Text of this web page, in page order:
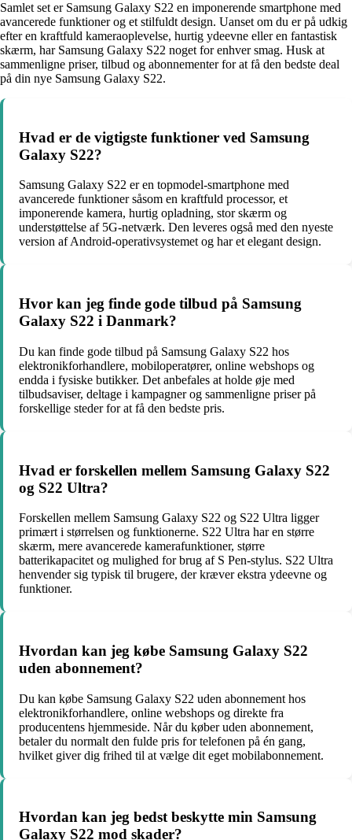
Samlet set er Samsung Galaxy S22 en imponerende smartphone med
avancerede funktioner og et stilfuldt design. Uanset om du er på udkig
efter en kraftfuld kameraoplevelse, hurtig ydeevne eller en fantastisk
skærm, har Samsung Galaxy S22 noget for enhver smag. Husk at
sammenligne priser, tilbud og abonnementer for at få den bedste deal
på din nye Samsung Galaxy S22.
Hvad er de vigtigste funktioner ved Samsung
Galaxy S22?
Samsung Galaxy S22 er en topmodel-smartphone med
avancerede funktioner såsom en kraftfuld processor, et
imponerende kamera, hurtig opladning, stor skærm og
understøttelse af 5G-netværk. Den leveres også med den nyeste
version af Android-operativsystemet og har et elegant design.
Hvor kan jeg finde gode tilbud på Samsung
Galaxy S22 i Danmark?
Du kan finde gode tilbud på Samsung Galaxy S22 hos
elektronikforhandlere, mobiloperatører, online webshops og
endda i fysiske butikker. Det anbefales at holde øje med
tilbudsaviser, deltage i kampagner og sammenligne priser på
forskellige steder for at få den bedste pris.
Hvad er forskellen mellem Samsung Galaxy S22
og S22 Ultra?
Forskellen mellem Samsung Galaxy S22 og S22 Ultra ligger
primært i størrelsen og funktionerne. S22 Ultra har en større
skærm, mere avancerede kamerafunktioner, større
batterikapacitet og mulighed for brug af S Pen-stylus. S22 Ultra
henvender sig typisk til brugere, der kræver ekstra ydeevne og
funktioner.
Hvordan kan jeg købe Samsung Galaxy S22
uden abonnement?
Du kan købe Samsung Galaxy S22 uden abonnement hos
elektronikforhandlere, online webshops og direkte fra
producentens hjemmeside. Når du køber uden abonnement,
betaler du normalt den fulde pris for telefonen på én gang,
hvilket giver dig frihed til at vælge dit eget mobilabonnement.
Hvordan kan jeg bedst beskytte min Samsung
Galaxy S22 mod skader?